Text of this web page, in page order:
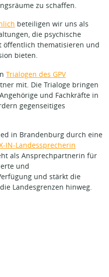
zu schaffen.
beteiligen wir uns als
die psychische
öffentlich thematisieren und
bieten.
Trialogen des GPV
mit. Die Trialoge bringen
und Fachkräfte in
gegenseitiges
in Brandenburg durch eine
IN-Landessprecherin
als Ansprechpartnerin für
und
und stärkt die
Landesgrenzen hinweg.